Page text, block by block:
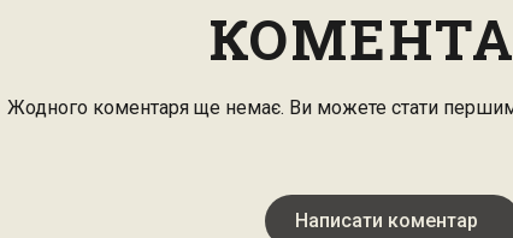
Жодного коментаря ще немає. Ви можете стати
Написати коментар